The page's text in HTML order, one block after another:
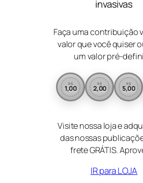
invasivas
Faça uma contribuição
valor que você quiser
um valor pré-
R$
1,00
R$
2,00
R$
5,00
Visite nossa loja e
das nossas
frete GRÁTIS.
IR para LOJA